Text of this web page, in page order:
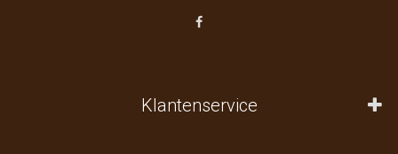
Klantenservice